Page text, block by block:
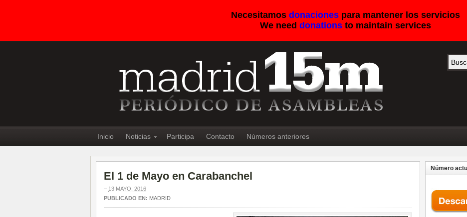
Necesitamos donacionespara mantener los servicios
We need donationsto maintain services
Inicio Noticias Participa Contacto Números anteriores
El 1 de Mayo en Carabanchel
– 13 MAYO, 2016
PUBLICADO EN: MADRID
Número